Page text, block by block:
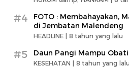
#4
FOTO : Membahayakan,
di Jembatan Malendeng
HEADLINE | 8 tahun yang lalu
#5 Daun Pangi Mampu
KESEHATAN | 8 tahun yang lalu